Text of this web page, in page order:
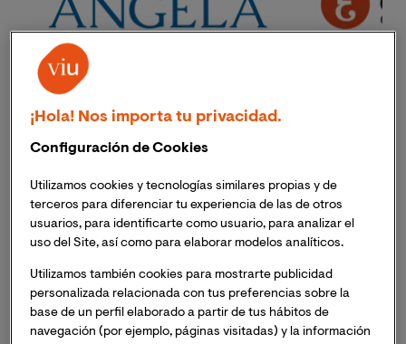
Puntos clave del Máster en
Finanzas de VIU
1. Enfoque estratégico e integral
¡Hola! Nos importa tu privacidad.
Configuración de Cookies
Utilizamos cookies y tecnologías similares propias y de
terceros para diferenciar tu experiencia de las de otros
usuarios, para identificarte como usuario, para analizar el
uso del Site, así como para elaborar modelos analíticos.
Utilizamos también cookies para mostrarte publicidad
personalizada relacionada con tus preferencias sobre la
base de un perfil elaborado a partir de tus hábitos de
navegación (por ejemplo, páginas visitadas) y la información